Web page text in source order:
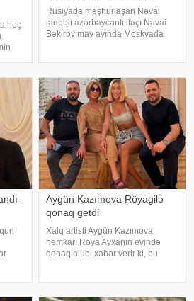
heç
Rusiyada məşhurlaşan Nəvai
ləqəbli azərbaycanlı ifaçı Nəvai
Bəkirov may ayında Moskvada
görə məhkəməyə verilib. Bu
barədə TASS məlumat yayıb
-
Aygün Kazımova Röyagilə
qonaq getdi
Xalq artisti Aygün Kazımova
həmkarı Röya Ayxanın evində
qonaq olub. xəbər verir ki, bu
izləyicilərin marağına səbəb olub